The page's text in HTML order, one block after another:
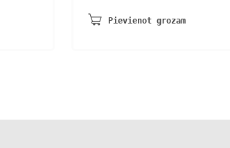
bija:
ir:
Pievienot grozam